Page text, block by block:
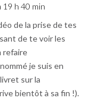
19 h 40 min
de la prise de tes
de te voir les
refaire
je suis en
sur la
bientôt à sa fin !).